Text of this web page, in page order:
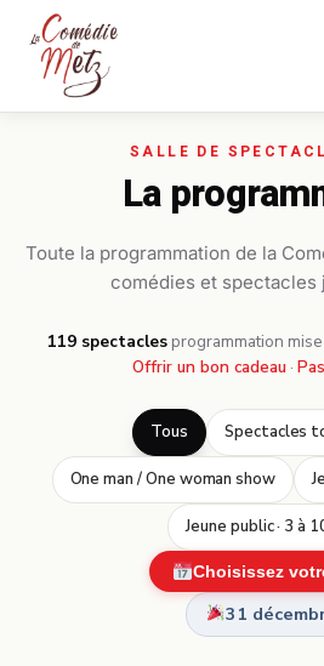
Passer au contenu principal
La
Toute la programmation de la
comédies et spectacles
119 spectacles· programmation
Offrir un bon cadeau ·
Tous Spectacles
One man / One woman show
Jeune public · 3 à
Choisissez
31